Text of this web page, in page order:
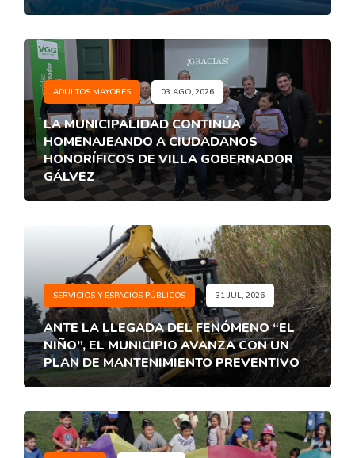
ADULTOS MAYORES 03 AGO, 2026
LA MUNICIPALIDAD CONTINÚA
HOMENAJEANDO A CIUDADANOS
HONORÍFICOS DE VILLA GOBERNADOR
GÁLVEZ
SERVICIOS Y ESPACIOS PÚBLICOS 31 JUL, 2026
ANTE LA LLEGADA DEL FENÓMENO “EL
NIÑO”, EL MUNICIPIO AVANZA CON UN
PLAN DE MANTENIMIENTO PREVENTIVO